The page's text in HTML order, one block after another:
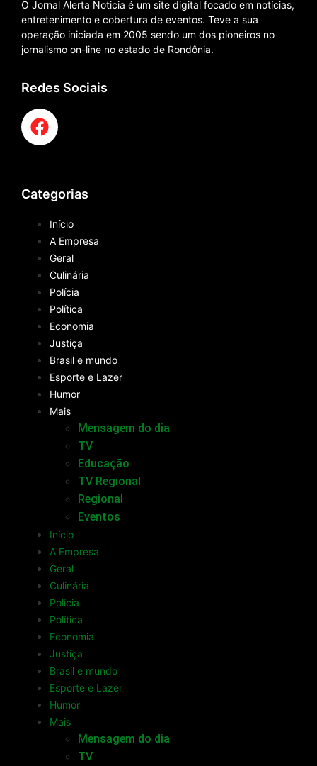
O Jornal Alerta Noticia é um site digital focado em notícias,
entretenimento e cobertura de eventos. Teve a sua
operação iniciada em 2005 sendo um dos pioneiros no
jornalismo on-line no estado de Rondônia.
Redes Sociais
Categorias
Início
A Empresa
Geral
Culinária
Polícia
Política
Economia
Justiça
Brasil e mundo
Esporte e Lazer
Humor
Mais
Mensagem do dia
TV
Educação
TV Regional
Regional
Eventos
Início
A Empresa
Geral
Culinária
Polícia
Política
Economia
Justiça
Brasil e mundo
Esporte e Lazer
Humor
Mais
Mensagem do dia
TV